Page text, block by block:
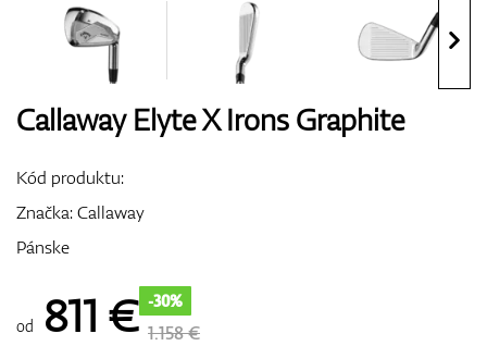
Bagy
Callaway Elyte X Irons Graphite
Kód produktu:
Značka:Callaway
Pánske
od 811 € -30%
1.158 €